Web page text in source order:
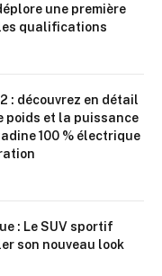
une première
qualifications
: découvrez en détail
poids et la puissance
100 % électrique
: Le SUV sportif
son nouveau look